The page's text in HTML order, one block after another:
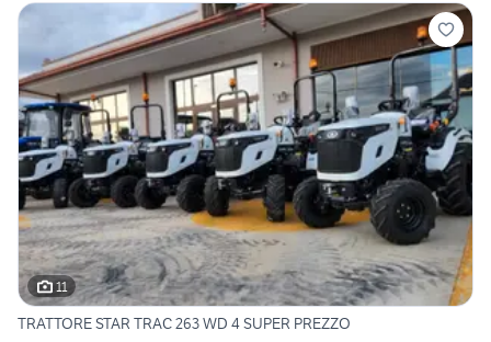
11
TRATTORE STAR TRAC 263 WD 4 SUPER PREZZO